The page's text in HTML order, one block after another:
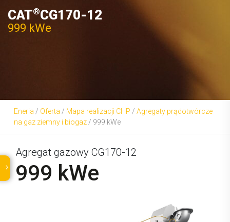
CAT®CG170-12
999 kWe
Eneria / Oferta / Mapa realizacji CHP / Agregaty prądotwórcze
na gaz ziemny i biogaz / 999 kWe
Agregat gazowy CG170-12
999 kWe